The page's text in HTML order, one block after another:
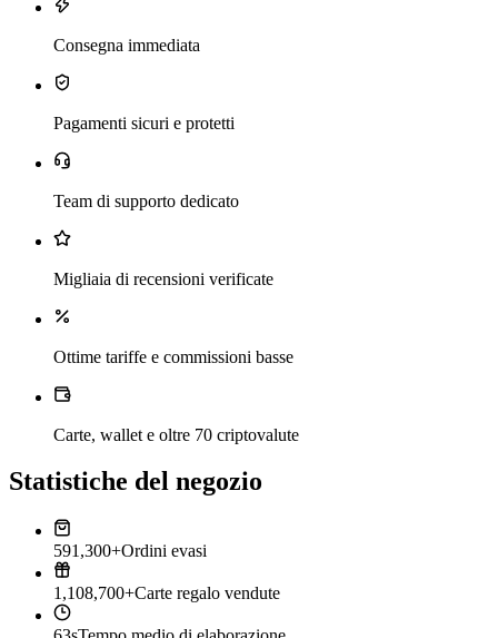
Consegna immediata
Pagamenti sicuri e protetti
Team di supporto dedicato
Migliaia di recensioni verificate
Ottime tariffe e commissioni basse
Carte, wallet e oltre 70 criptovalute
Statistiche del negozio
591,300+Ordini evasi
1,108,700+Carte regalo vendute